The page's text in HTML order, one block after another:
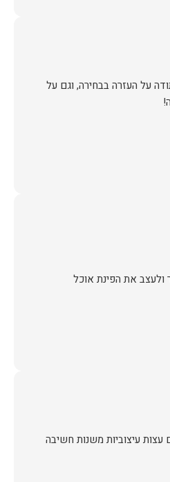
על העזרה בבחירה, וגם על
ולעצב את הפינת אוכל
עיצוביות משנות חשיבה